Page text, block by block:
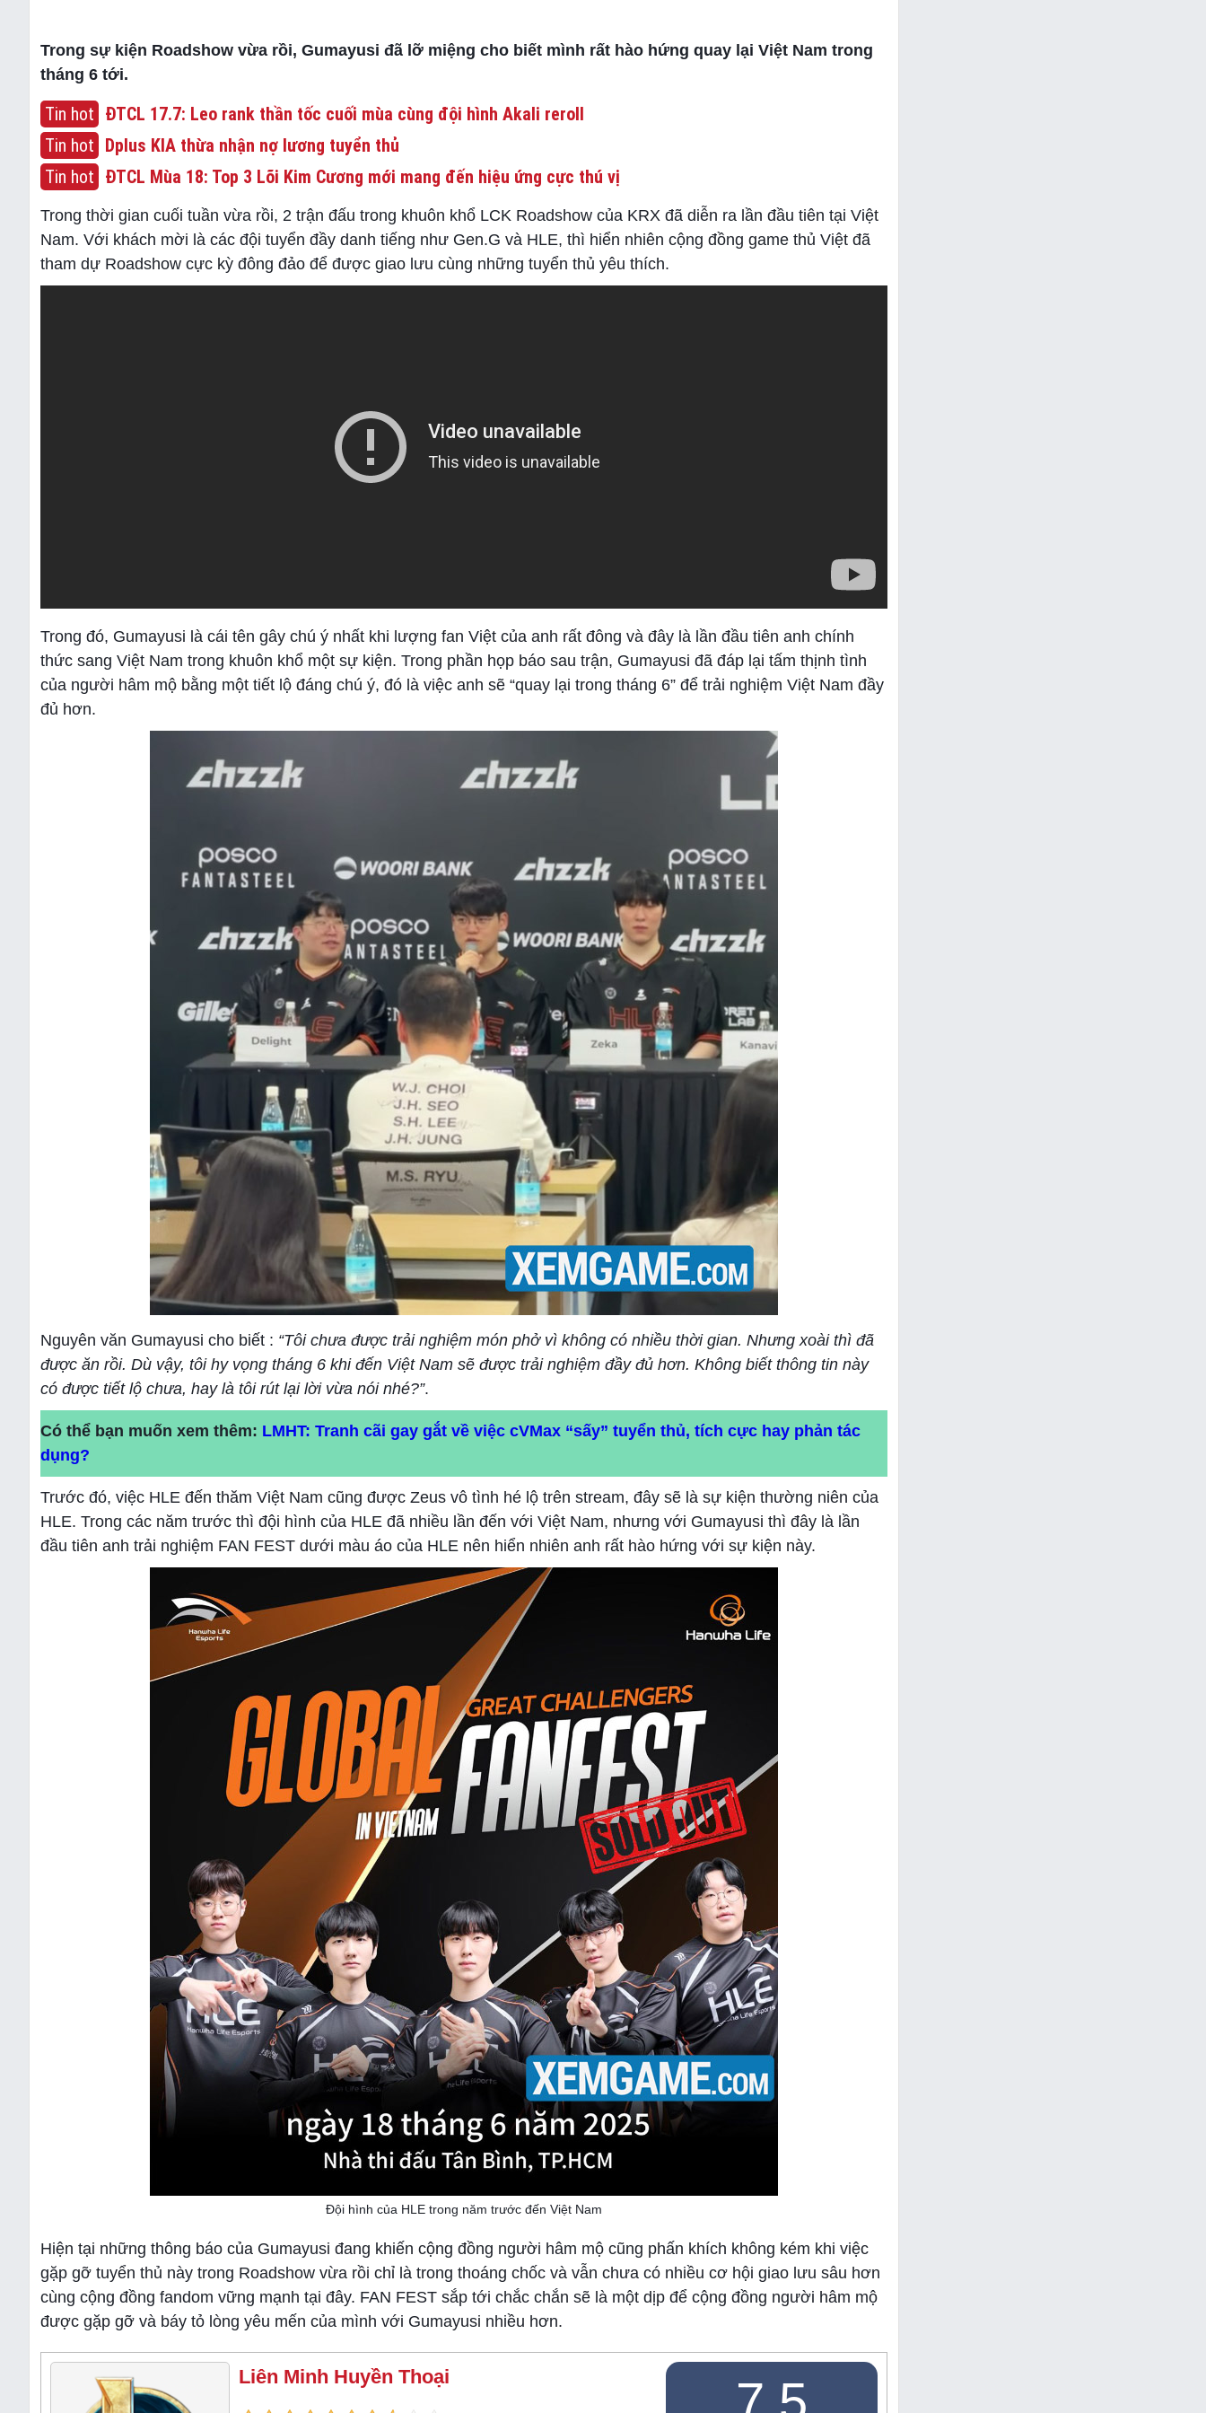
Trong sự kiện Roadshow vừa rồi, Gumayusi đã lỡ miệng cho biết mình rất hào hứng quay lại Việt Nam trong
tháng 6 tới.
Tin hot ĐTCL 17.7: Leo rank thần tốc cuối mùa cùng đội hình Akali reroll
Tin hot Dplus KIA thừa nhận nợ lương tuyển thủ
Tin hot ĐTCL Mùa 18: Top 3 Lõi Kim Cương mới mang đến hiệu ứng cực thú vị
Trong thời gian cuối tuần vừa rồi, 2 trận đấu trong khuôn khổ LCK Roadshow của KRX đã diễn ra lần đầu tiên tại Việt
Nam. Với khách mời là các đội tuyển đầy danh tiếng như Gen.G và HLE, thì hiển nhiên cộng đồng game thủ Việt đã
tham dự Roadshow cực kỳ đông đảo để được giao lưu cùng những tuyển thủ yêu thích.
Trong đó, Gumayusi là cái tên gây chú ý nhất khi lượng fan Việt của anh rất đông và đây là lần đầu tiên anh chính
thức sang Việt Nam trong khuôn khổ một sự kiện. Trong phần họp báo sau trận, Gumayusi đã đáp lại tấm thịnh tình
của người hâm mộ bằng một tiết lộ đáng chú ý, đó là việc anh sẽ “quay lại trong tháng 6” để trải nghiệm Việt Nam đầy
đủ hơn.
Nguyên văn Gumayusi cho biết : “Tôi chưa được trải nghiệm món phở vì không có nhiều thời gian. Nhưng xoài thì đã
được ăn rồi. Dù vậy, tôi hy vọng tháng 6 khi đến Việt Nam sẽ được trải nghiệm đầy đủ hơn. Không biết thông tin này
có được tiết lộ chưa, hay là tôi rút lại lời vừa nói nhé?”.
Có thể bạn muốn xem thêm: LMHT: Tranh cãi gay gắt về việc cVMax “sấy” tuyển thủ, tích cực hay phản tác
dụng?
Trước đó, việc HLE đến thăm Việt Nam cũng được Zeus vô tình hé lộ trên stream, đây sẽ là sự kiện thường niên của
HLE. Trong các năm trước thì đội hình của HLE đã nhiều lần đến với Việt Nam, nhưng với Gumayusi thì đây là lần
đầu tiên anh trải nghiệm FAN FEST dưới màu áo của HLE nên hiển nhiên anh rất hào hứng với sự kiện này.
Đội hình của HLE trong năm trước đến Việt Nam
Hiện tại những thông báo của Gumayusi đang khiến cộng đồng người hâm mộ cũng phấn khích không kém khi việc
gặp gỡ tuyển thủ này trong Roadshow vừa rồi chỉ là trong thoáng chốc và vẫn chưa có nhiều cơ hội giao lưu sâu hơn
cùng cộng đồng fandom vững mạnh tại đây. FAN FEST sắp tới chắc chắn sẽ là một dịp để cộng đồng người hâm mộ
được gặp gỡ và báy tỏ lòng yêu mến của mình với Gumayusi nhiều hơn.
Liên Minh Huyền Thoại 7.5